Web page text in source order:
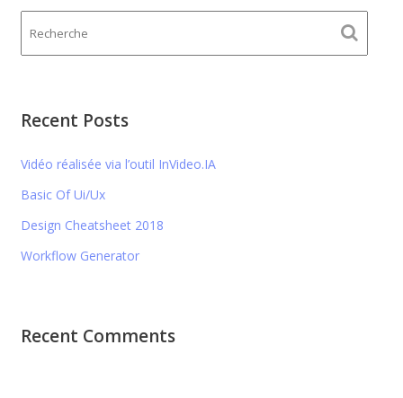
Recent Posts
Vidéo réalisée via l’outil InVideo.IA
Basic Of Ui/Ux
Design Cheatsheet 2018
Workflow Generator
Recent Comments